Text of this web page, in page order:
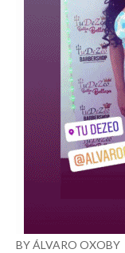
BY ÁLVARO OXOBY